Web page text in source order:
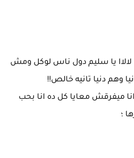
يا سليم دول ناس لوكل ومش
وهم دنيا تانيه خالص!!
ميفرقش معايا كل ده انا بحب
؛